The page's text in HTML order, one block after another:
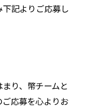
記よりご応募し
り、幣チームと
応募を心よりお